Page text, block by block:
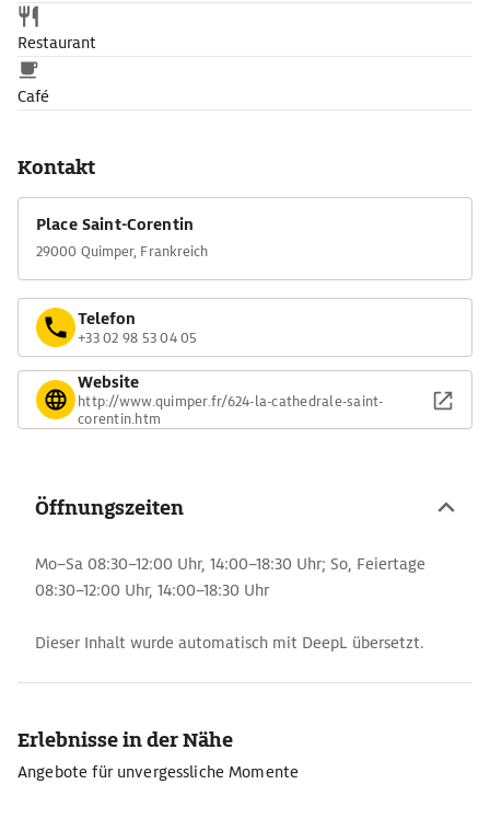
Restaurant
Café
Kontakt
Place Saint-Corentin
29000 Quimper, Frankreich
Telefon
+33 02 98 53 04 05
Website
http://www.quimper.fr/624-la-cathedrale-saint-
corentin.htm
Öffnungszeiten
Mo–Sa 08:30–12:00 Uhr, 14:00–18:30 Uhr; So, Feiertage
08:30–12:00 Uhr, 14:00–18:30 Uhr
Dieser Inhalt wurde automatisch mit DeepL übersetzt.
Erlebnisse in der Nähe
Angebote für unvergessliche Momente